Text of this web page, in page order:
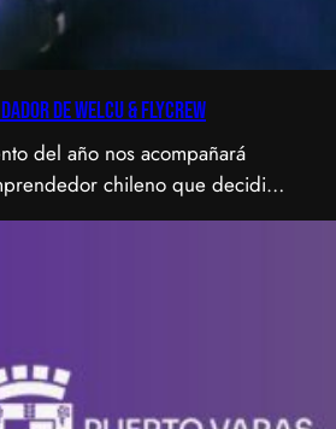
de Welcu & Flycrew
del año nos acompañará
chileno que decidió
constructor de impacto.
Startups en Silicon Valley.